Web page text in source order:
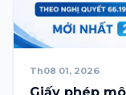
Th08 01, 2026
Giấy phép